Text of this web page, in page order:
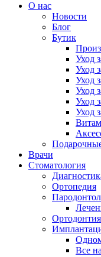
О нас
Новости
Блог
Бутик
Уход
Уход
Уход
Уход
Уход
Уход
Врачи
Стоматология
Ортопедия
Все